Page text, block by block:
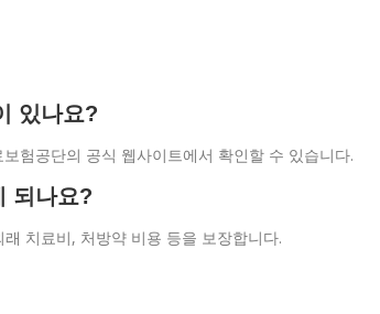
있나요?
험공단의 공식 웹사이트에서 확인할 수 있습니다.
되나요?
치료비, 처방약 비용 등을 보장합니다.